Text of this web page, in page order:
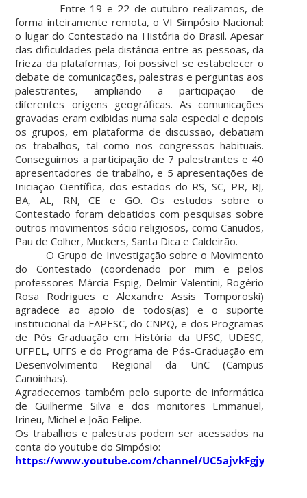
Entre 19 e 22 de outubro realizamos, de
forma inteiramente remota, o VI Simpósio Nacional:
o lugar do Contestado na História do Brasil. Apesar
das dificuldades pela distância entre as pessoas, da
frieza da plataformas, foi possível se estabelecer o
debate de comunicações, palestras e perguntas aos
palestrantes, ampliando a participação de
diferentes origens geográficas. As comunicações
gravadas eram exibidas numa sala especial e depois
os grupos, em plataforma de discussão, debatiam
os trabalhos, tal como nos congressos habituais.
Conseguimos a participação de 7 palestrantes e 40
apresentadores de trabalho, e 5 apresentações de
Iniciação Científica, dos estados do RS, SC, PR, RJ,
BA, AL, RN, CE e GO. Os estudos sobre o
Contestado foram debatidos com pesquisas sobre
outros movimentos sócio religiosos, como Canudos,
Pau de Colher, Muckers, Santa Dica e Caldeirão.
O Grupo de Investigação sobre o Movimento
do Contestado (coordenado por mim e pelos
professores Márcia Espig, Delmir Valentini, Rogério
Rosa Rodrigues e Alexandre Assis Tomporoski)
agradece ao apoio de todos(as) e o suporte
institucional da FAPESC, do CNPQ, e dos Programas
de Pós Graduação em História da UFSC, UDESC,
UFPEL, UFFS e do Programa de Pós-Graduação em
Desenvolvimento Regional da UnC (Campus
Canoinhas).
Agradecemos também pelo suporte de informática
de Guilherme Silva e dos monitores Emmanuel,
Irineu, Michel e João Felipe.
Os trabalhos e palestras podem ser acessados na
conta do youtube do Simpósio:
https://www.youtube.com/channel/